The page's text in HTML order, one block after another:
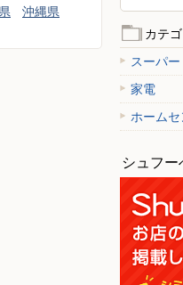
沖縄県
カテ
スーパー
家電
ホーム
シュフ